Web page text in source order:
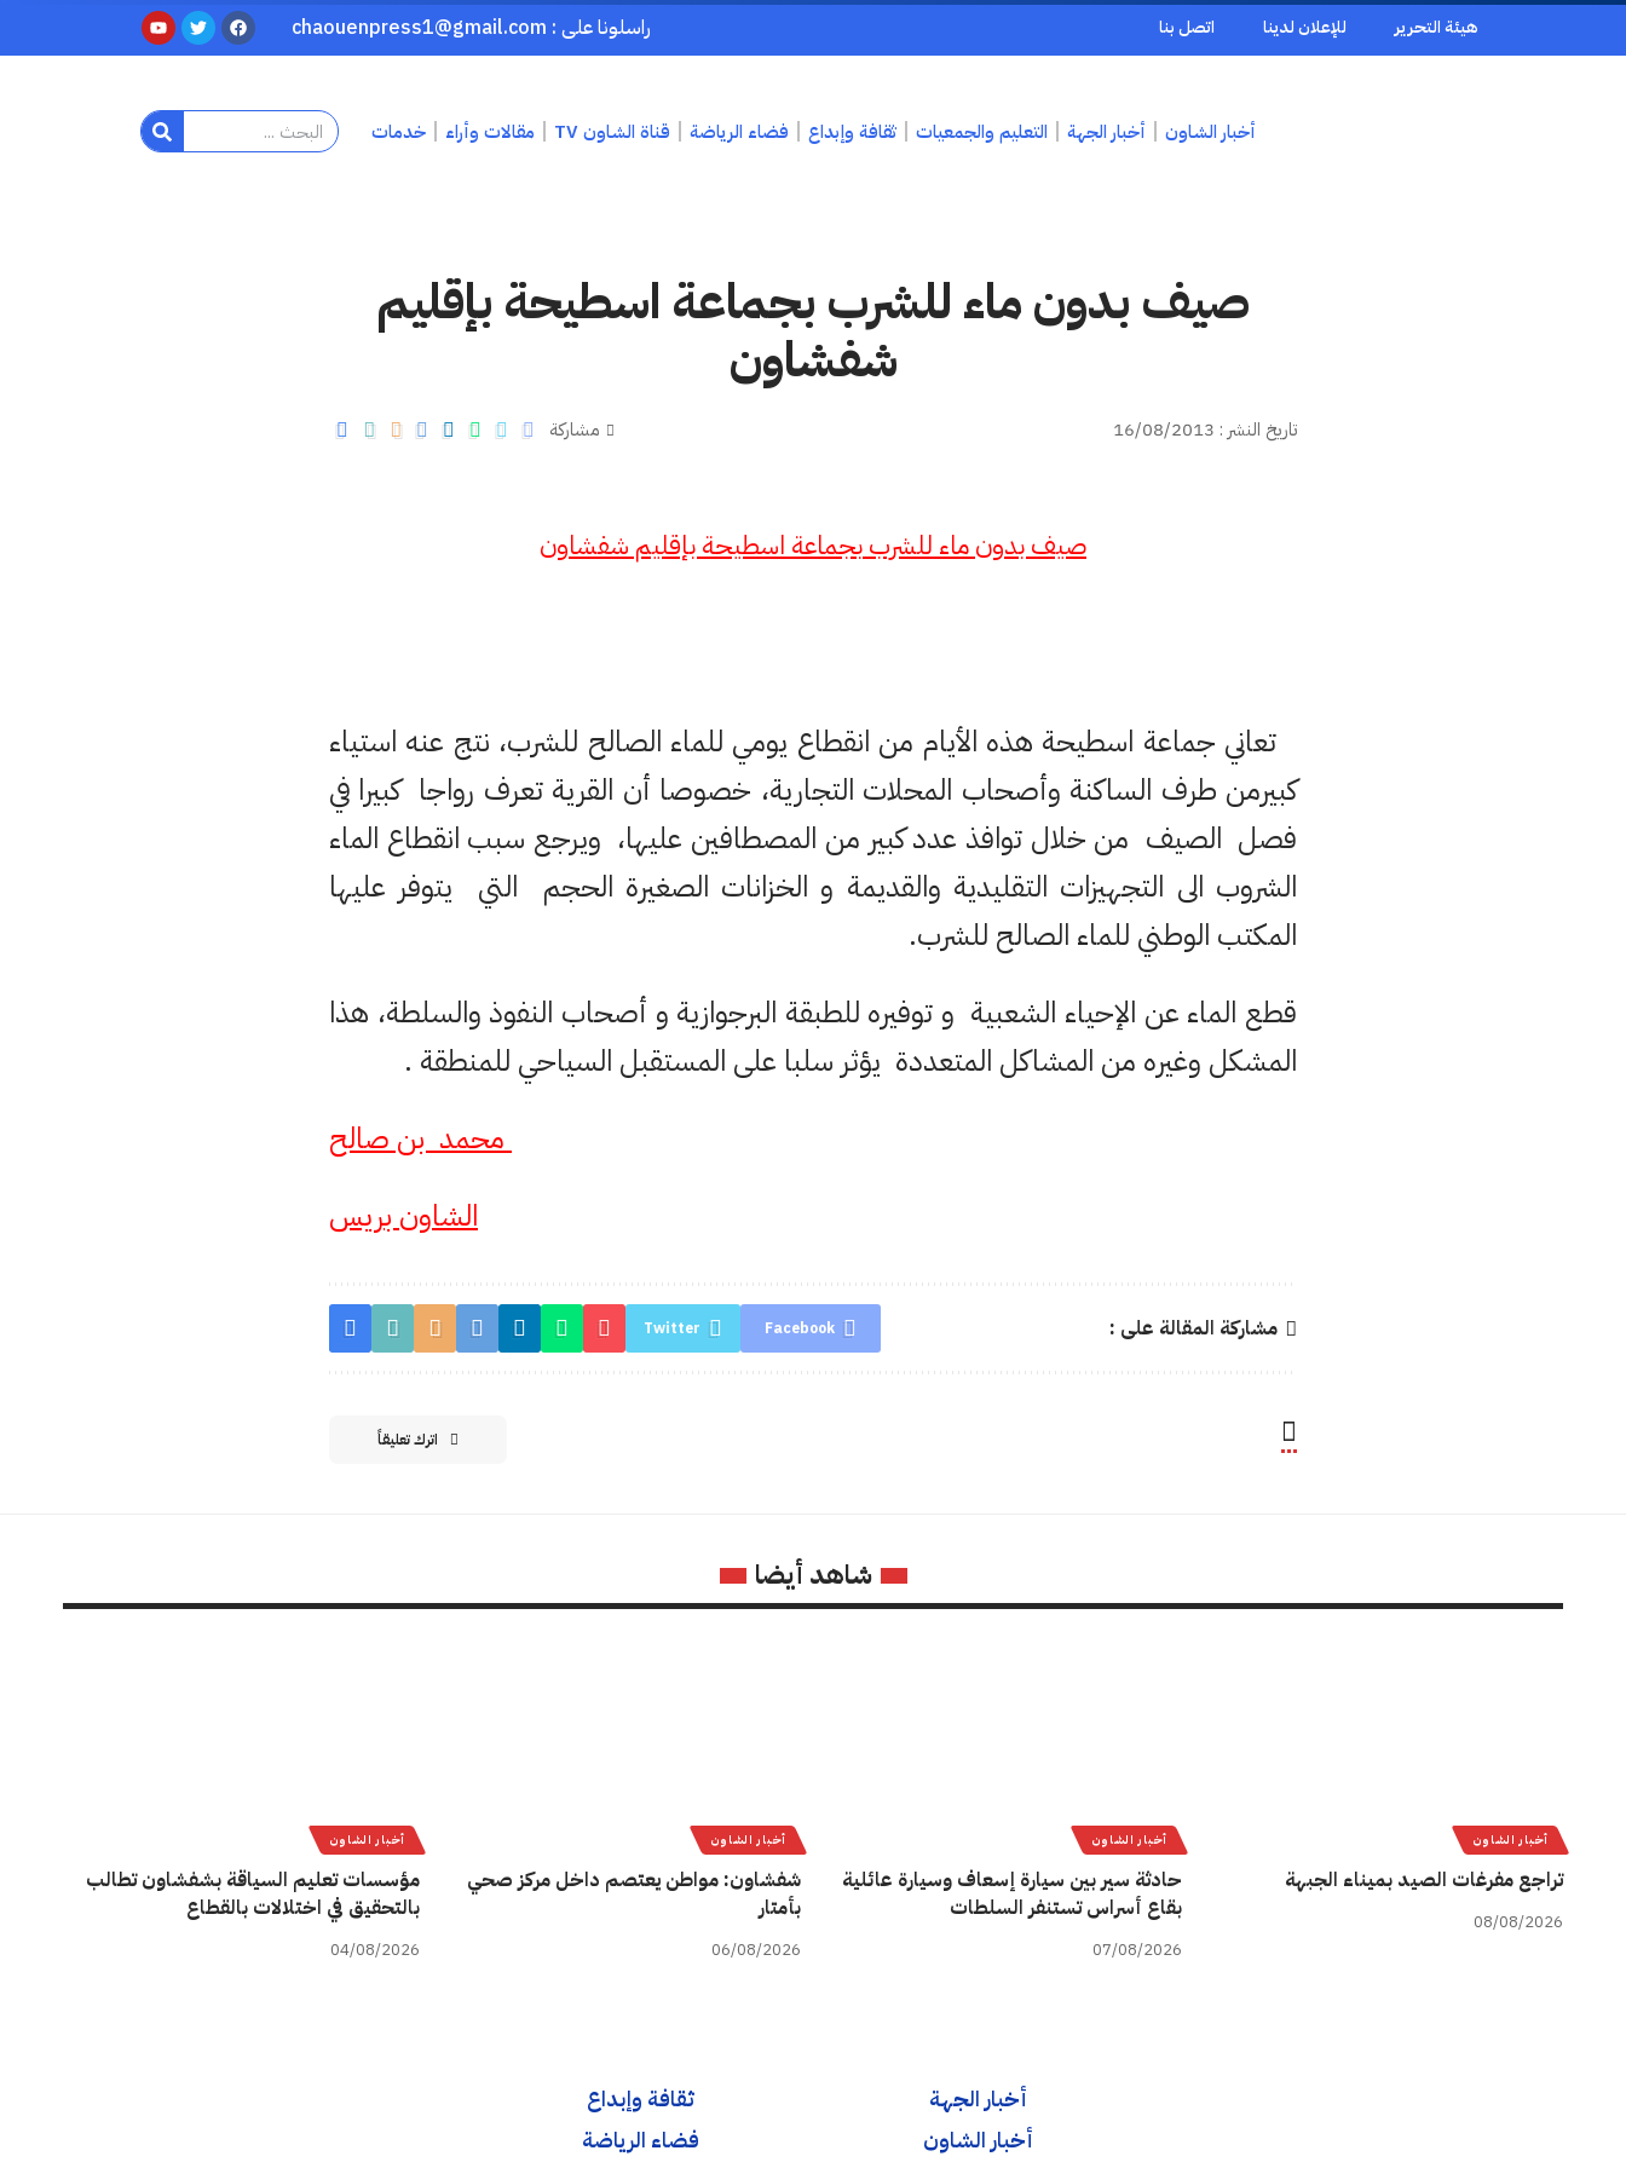
هيئة التحرير للإعلان لدينا اتصل بنا راسلونا على : chaouenpress1@gmail.com
أخبار الشاون أخبار الجهة التعليم والجمعيات ثقافة وإبداع فضاء الرياضة قناة الشاون TV مقالات وأراء خدمات
صيف بدون ماء للشرب بجماعة اسطيحة بإقليم
شفشاون
تاريخ النشر : 16/08/2013 مشاركة
صيف بدون ماء للشرببجماعة اسطيحة بإقليم شفشاون
تعاني جماعة اسطيحة هذه الأيام من انقطاع يومي للماء الصالح للشرب، نتج عنه استياء
كبيرمن طرف الساكنة وأصحاب المحلات التجارية، خصوصا أن القرية تعرف رواجا كبيرا في
فصل الصيف من خلال توافذ عدد كبير من المصطافين عليها، ويرجع سبب انقطاع الماء
الشروب الى التجهيزات التقليدية والقديمة و الخزانات الصغيرة الحجم التي يتوفر عليها
المكتب الوطني للماء الصالح للشرب.
قطع الماء عن الإحياء الشعبية و توفيره للطبقة البرجوازية و أصحاب النفوذ والسلطة، هذا
المشكل وغيره من المشاكل المتعددة يؤثر سلبا على المستقبل السياحي للمنطقة .
محمد بن صالح
الشاون بريس
مشاركة المقالة على : Facebook
Twitter
اترك تعليقاً
شاهد أيضا
أخبار الشاون
تراجع مفرغات الصيد بميناء الجبهة
08/08/2026
أخبار الشاون
حادثة سير بين سيارة إسعاف وسيارة عائلية
بقاع أسراس تستنفر السلطات
07/08/2026
أخبار الشاون
شفشاون: مواطن يعتصم داخل مركز صحي
بأمتار
06/08/2026
أخبار الشاون
مؤسسات تعليم السياقة بشفشاون تطالب
بالتحقيق في اختلالات بالقطاع
04/08/2026
أخبار الجهة
أخبار الشاون
ثقافة وإبداع
فضاء الرياضة